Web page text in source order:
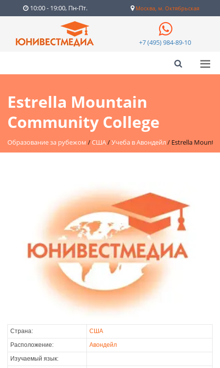
10:00 - 19:00, Пн-Пт. Москва, м. Октябрьская
+7 (495) 984-89-10
Estrella Mountain
Community College
Образование за рубежом /США/Учеба в Авондейл/ Estrella
Страна:
США
Расположение:
Авондейл
Изучаемый язык: